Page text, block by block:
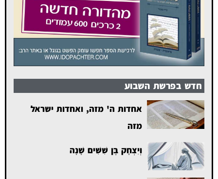
חדש בפרשת השבוע
אחדות ה' מזה, ואחדות ישראל
מזה
וְיִצְחָק בֶּן שִׁשִּׁים שָׁנָה